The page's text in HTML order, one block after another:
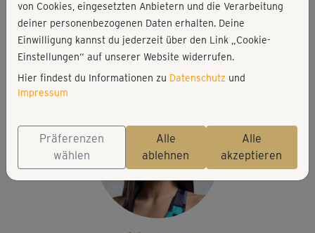
5 Min
50 kcal
Julia Schuppel
Matte (optional)
von Cookies, eingesetzten Anbietern und die Verarbeitung
deiner personenbezogenen Daten erhalten. Deine
Einwilligung kannst du jederzeit über den Link „Cookie-
Einstellungen“ auf unserer Website widerrufen.
Hier findest du Informationen zu Datenschutz und
Impressum
Präferenzen
wählen
Alle
ablehnen
Alle
akzeptieren